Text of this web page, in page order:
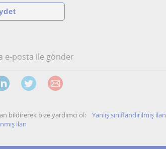
e-posta ile gönder
bildirerek bize yardımcı ol: Yanlış sınıflandırılmış ilan
ilan